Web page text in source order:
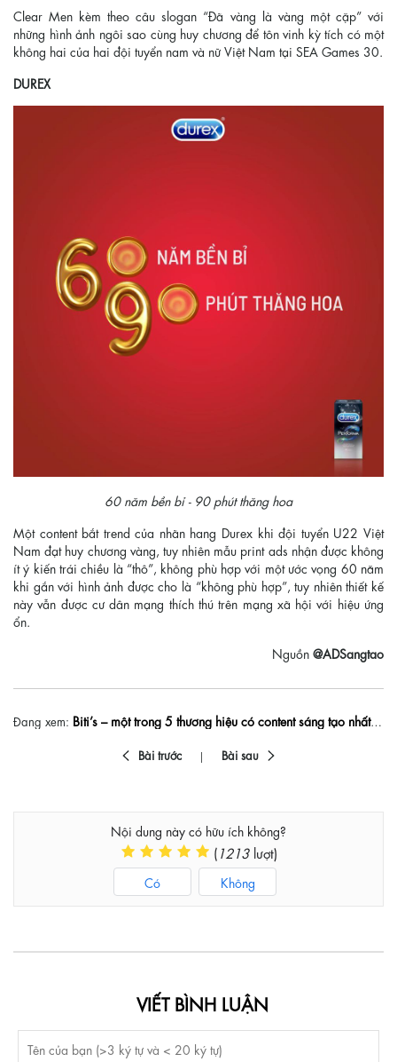
Clear Men kèm theo câu slogan “Đã vàng là vàng một cặp” với
những hình ảnh ngôi sao cùng huy chương để tôn vinh kỳ tích có một
không hai của hai đội tuyển nam và nữ Việt Nam tại SEA Games 30.
DUREX
60 năm bền bỉ - 90 phút thăng hoa
Một content bắt trend của nhãn hang Durex khi đội tuyển U22 Việt
Nam đạt huy chương vàng, tuy nhiên mẫu print ads nhận được không
ít ý kiến trái chiều là “thô”, không phù hợp với một ước vọng 60 năm
khi gắn với hình ảnh được cho là “không phù hợp”, tuy nhiên thiết kế
này vẫn được cư dân mạng thích thú trên mạng xã hội với hiệu ứng
ổn.
Nguồn @ADSangtao
Đang xem: Biti’s – một trong 5 thương hiệu có content sáng tạo nhất chúc mừng u22 việt nam
Bài trước Bài sau
Nội dung này có hữu ích không?
(1213lượt)
Có Không
VIẾT BÌNH LUẬN